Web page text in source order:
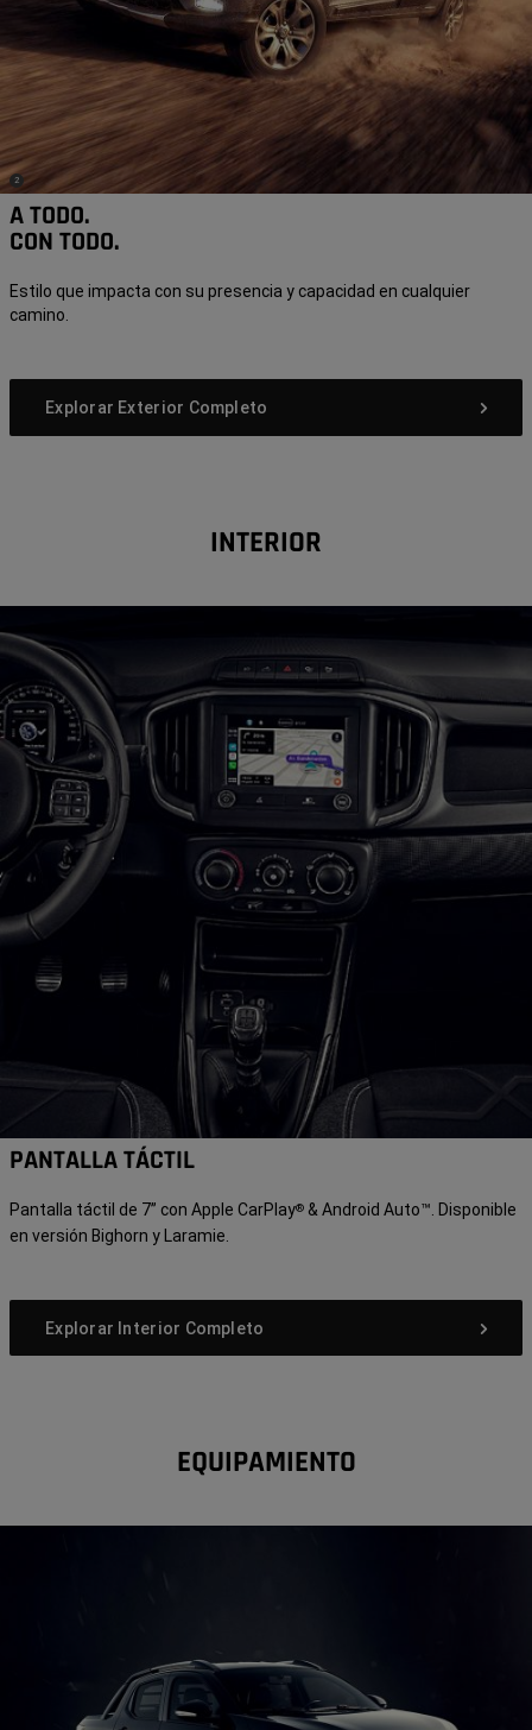
(
Disclosure
2)
A TODO.
CON TODO.
Estilo que impacta con su presencia y capacidad en cualquier
camino.
Explorar Exterior Completo
INTERIOR
PANTALLA TÁCTIL
Pantalla táctil de 7” con Apple CarPlay® & Android Auto™. Disponible
en versión Bighorn y Laramie.
Explorar Interior Completo
EQUIPAMIENTO